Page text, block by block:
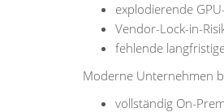
explodierende
Vendor-Lock-in-
fehlende
Moderne Unternehmen
vollständig On-